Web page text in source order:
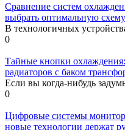
Сравнение систем
выбрать оптимальную
В технологичных
0
Тайные кнопки
радиаторов с баком
Если вы когда-нибудь
0
Цифровые системы
новые технологии держат